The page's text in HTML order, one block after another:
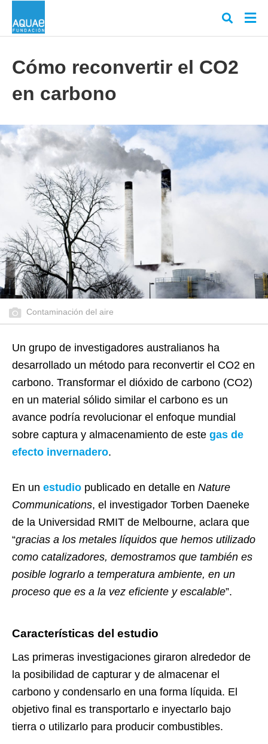
y
Cómo reconvertir el CO2
en carbono
Contaminación del aire
Un grupo de investigadores australianos ha
desarrollado un método para reconvertir el CO2 en
carbono. Transformar el dióxido de carbono (CO2)
en un material sólido similar el carbono es un
avance podría revolucionar el enfoque mundial
sobre captura y almacenamiento de este gas de
efecto invernadero.
En un estudio publicado en detalle en Nature
Communications, el investigador Torben Daeneke
de la Universidad RMIT de Melbourne, aclara que
“gracias a los metales líquidos que hemos utilizado
como catalizadores, demostramos que también es
posible lograrlo a temperatura ambiente, en un
proceso que es a la vez eficiente y escalable”.
Características del estudio
Las primeras investigaciones giraron alrededor de
la posibilidad de capturar y de almacenar el
carbono y condensarlo en una forma líquida. El
objetivo final es transportarlo e inyectarlo bajo
tierra o utilizarlo para producir combustibles.